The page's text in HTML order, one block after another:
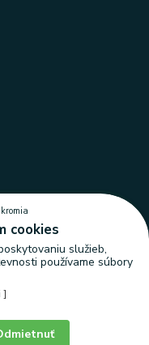
cookies
služieb,
používame súbory
]